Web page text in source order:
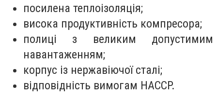
посилена теплоізоляція;
висока продуктивність компресора;
полиці з великим допустимим
навантаженням;
корпус із нержавіючої сталі;
відповідність вимогам HACCP.